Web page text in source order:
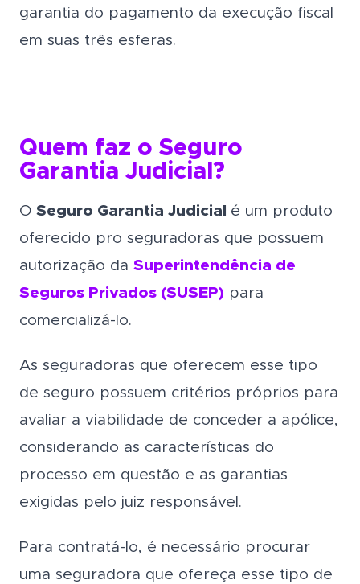
garantia do pagamento da execução fiscal
em suas três esferas.
Quem faz o Seguro
Garantia Judicial?
O Seguro Garantia Judicial é um produto
oferecido pro seguradoras que possuem
autorização da Superintendência de
Seguros Privados (SUSEP) para
comercializá-lo.
As seguradoras que oferecem esse tipo
de seguro possuem critérios próprios para
avaliar a viabilidade de conceder a apólice,
considerando as características do
processo em questão e as garantias
exigidas pelo juiz responsável.
Para contratá-lo, é necessário procurar
uma seguradora que ofereça esse tipo de